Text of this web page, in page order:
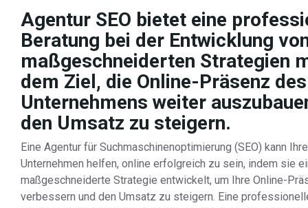
Agentur SEO bietet eine
Beratung bei der Entwicklung
maßgeschneiderten Strategien
dem Ziel, die Online-Präsenz des
Unternehmens weiter
den Umsatz zu steigern.
Eine Agentur für Suchmaschinenoptimierung (SEO) kann
Unternehmen helfen, online erfolgreich zu sein, indem sie
maßgeschneiderte Strategie entwickelt, um Ihre Online-
verbessern und den Umsatz zu steigern. Eine